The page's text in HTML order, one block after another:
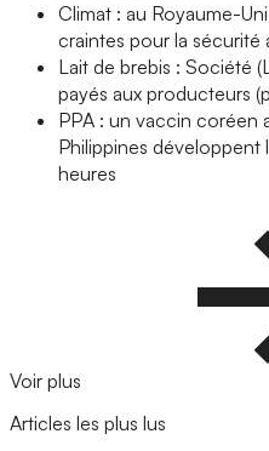
Climat : au Royaume-
craintes pour la sécurité
Lait de brebis : Société
payés aux producteurs
PPA : un vaccin coréen
Philippines développent
heures
Voir plus
Articles les plus lus